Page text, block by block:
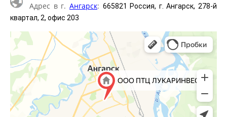
Адрес в г. Ангарск: 665821 Россия, г. Ангарск, 278-й
квартал, 2, офис 203